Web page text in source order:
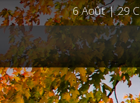
6 Août | 29 C